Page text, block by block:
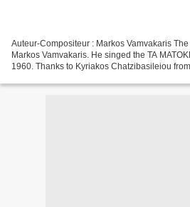
Auteur-Compositeur : Markos Vamvakaris
Markos Vamvakaris. He singed the TA
1960. Thanks to Kyriakos Chatzibasileiou